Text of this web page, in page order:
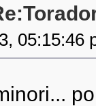
05:15:46